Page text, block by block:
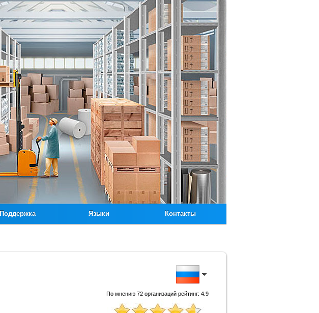
Поддержка Языки Контакты
По мнению 72 организаций рейтинг: 4.9